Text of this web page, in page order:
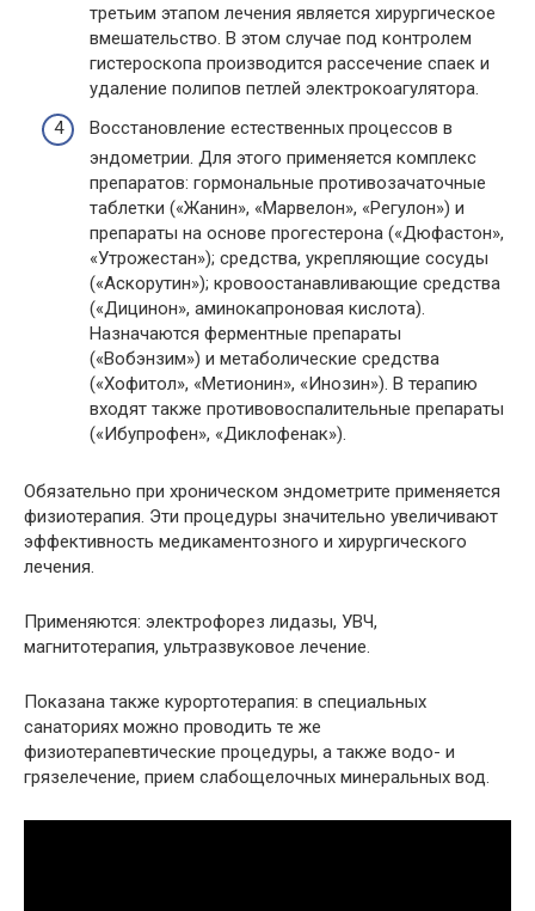
третьим этапом лечения является хирургическое
вмешательство. В этом случае под контролем
гистероскопа производится рассечение спаек и
удаление полипов петлей электрокоагулятора.
Восстановление естественных процессов в
эндометрии. Для этого применяется комплекс
препаратов: гормональные противозачаточные
таблетки («Жанин», «Марвелон», «Регулон») и
препараты на основе прогестерона («Дюфастон»,
«Утрожестан»); средства, укрепляющие сосуды
(«Аскорутин»); кровоостанавливающие средства
(«Дицинон», аминокапроновая кислота).
Назначаются ферментные препараты
(«Вобэнзим») и метаболические средства
(«Хофитол», «Метионин», «Инозин»). В терапию
входят также противовоспалительные препараты
(«Ибупрофен», «Диклофенак»).
Обязательно при хроническом эндометрите применяется
физиотерапия. Эти процедуры значительно увеличивают
эффективность медикаментозного и хирургического
лечения.
Применяются: электрофорез лидазы, УВЧ,
магнитотерапия, ультразвуковое лечение.
Показана также курортотерапия: в специальных
санаториях можно проводить те же
физиотерапевтические процедуры, а также водо- и
грязелечение, прием слабощелочных минеральных вод.